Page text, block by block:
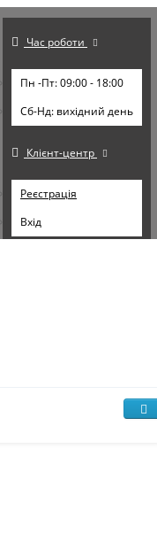
Час роботи
Пн -Пт: 09:00 - 18:00
Cб-Нд: вихідний день
Клієнт-центр
Реєстрація
Вхід